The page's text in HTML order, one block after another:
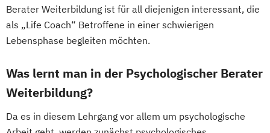
Berater Weiterbildung ist für all diejenigen interessant, die
als „Life Coach“ Betroffene in einer schwierigen
Lebensphase begleiten möchten.
Was lernt man in der Psychologischer Berater
Weiterbildung?
Da es in diesem Lehrgang vor allem um psychologische